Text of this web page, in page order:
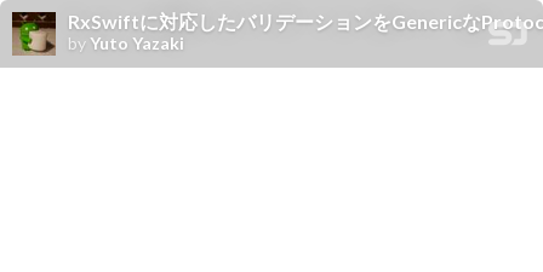
RxSwiftに対応したバリデーションをGenericな
byYuto Yazaki